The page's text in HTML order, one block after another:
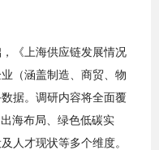
《上海供应链发展情况
（涵盖制造、商贸、物
据。调研内容将全面覆
海布局、绿色低碳实
人才现状等多个维度。